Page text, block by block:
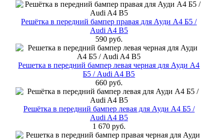
Решётка в передний бампер правая для Ауди А4 Б5 /
Audi A4 B5
590 руб.
Решетка в передний бампер левая черная для Ауди А4
Б5 / Audi A4 B5
660 руб.
Решётка в передний бампер левая для Ауди А4 Б5 /
Audi A4 B5
1 670 руб.